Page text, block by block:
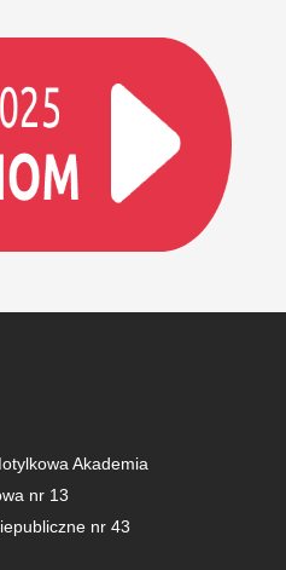
Akademia
nr 13
nr 43